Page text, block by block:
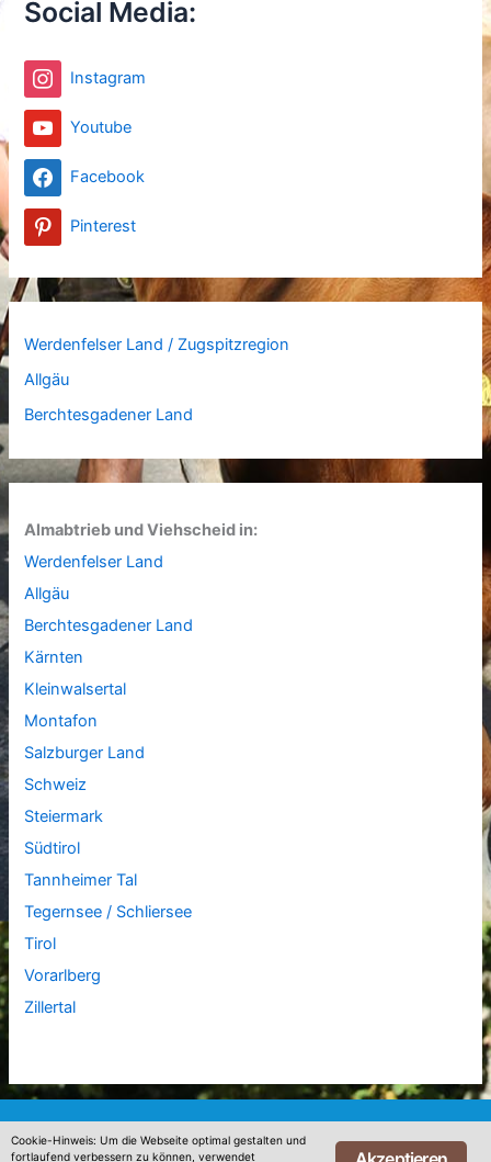
Social Media:
Instagram
Youtube
Facebook
Pinterest
Werdenfelser Land / Zugspitzregion
Allgäu
Berchtesgadener Land
Almabtrieb und Viehscheid in:
Werdenfelser Land
Allgäu
Berchtesgadener Land
Kärnten
Kleinwalsertal
Montafon
Salzburger Land
Schweiz
Steiermark
Südtirol
Tannheimer Tal
Tegernsee / Schliersee
Tirol
Vorarlberg
Zillertal
Cookie-Hinweis: Um die Webseite optimal gestalten und
fortlaufend verbessern zu können, verwendet